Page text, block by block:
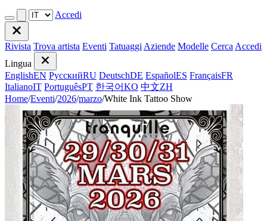
Accedi
Rivista Trova artista Eventi Tatuaggi Aziende Modelle Cerca Accedi
Lingua
EnglishEN РусскийRU DeutschDE EspañolES FrançaisFR
ItalianoIT PortuguêsPT 한국어KO 中文ZH
Home/Eventi/2026/marzo/White Ink Tattoo Show